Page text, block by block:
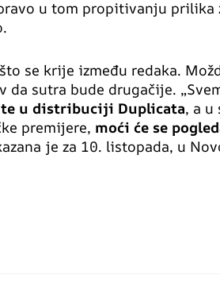
u tom propitivanju prilika
se krije između redaka.
da sutra bude drugačije.
u distribuciji Duplicata, a
premijere, moći će se
je za 10. listopada, u